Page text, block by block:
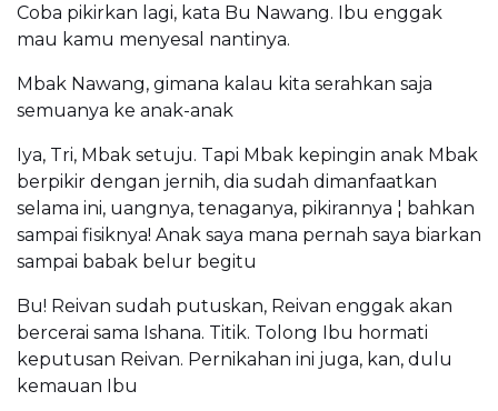
Coba pikirkan lagi, kata Bu Nawang. Ibu enggak
mau kamu menyesal nantinya.
Mbak Nawang, gimana kalau kita serahkan saja
semuanya ke anak-anak
Iya, Tri, Mbak setuju. Tapi Mbak kepingin anak Mbak
berpikir dengan jernih, dia sudah dimanfaatkan
selama ini, uangnya, tenaganya, pikirannya ¦ bahkan
sampai fisiknya! Anak saya mana pernah saya biarkan
sampai babak belur begitu
Bu! Reivan sudah putuskan, Reivan enggak akan
bercerai sama Ishana. Titik. Tolong Ibu hormati
keputusan Reivan. Pernikahan ini juga, kan, dulu
kemauan Ibu